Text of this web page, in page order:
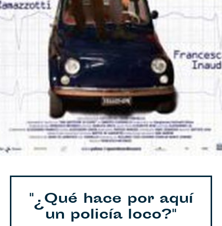
"¿Qué hace por aquí
un policía loco?"